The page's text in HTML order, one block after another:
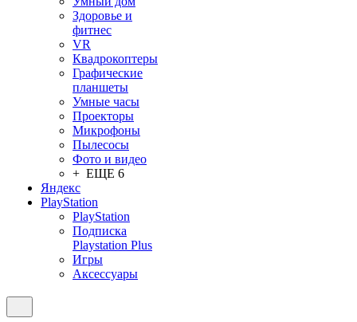
Здоровье и
фитнес
VR
Квадрокоптеры
Графические
планшеты
Умные часы
Проекторы
Микрофоны
Пылесосы
Фото и видео
+ ЕЩЕ 6
Яндекс
PlayStation
PlayStation
Подписка
Playstation Plus
Игры
Аксессуары